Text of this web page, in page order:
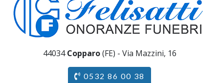
44034Copparo(FE) - Via Mazzini, 16
0532 86 00 38